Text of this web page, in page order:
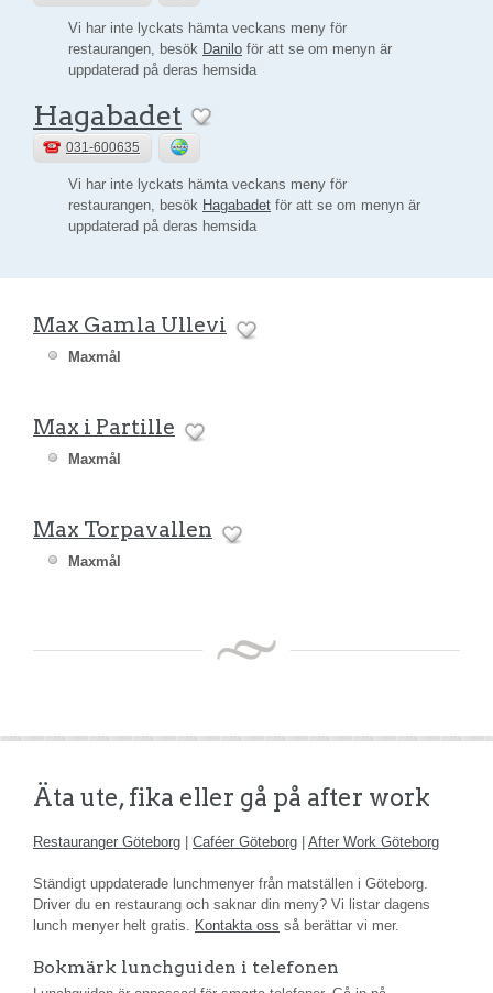
Vi har inte lyckats hämta veckans meny för
restaurangen, besök Danilo för att se om menyn är
uppdaterad på deras hemsida
Hagabadet
031-600635
Vi har inte lyckats hämta veckans meny för
restaurangen, besök Hagabadet för att se om menyn är
uppdaterad på deras hemsida
Max Gamla Ullevi
Maxmål
Max i Partille
Maxmål
Max Torpavallen
Maxmål
Äta ute, fika eller gå på after work
Restauranger Göteborg Caféer Göteborg After Work Göteborg
Ständigt uppdaterade lunchmenyer från matställen i Göteborg.
Driver du en restaurang och saknar din meny? Vi listar dagens
lunch menyer helt gratis. Kontakta oss så berättar vi mer.
Bokmärk lunchguiden i telefonen